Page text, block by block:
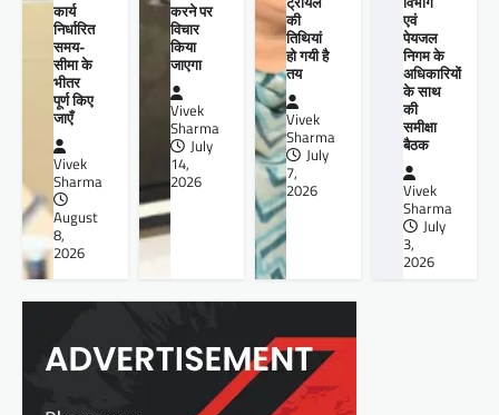
कार्य
निर्धारित
समय-
सीमा के
भीतर
पूर्ण किए
जाएँ
Vivek
Sharma
August
8,
2026
करने पर
विचार
किया
जाएगा
Vivek
Sharma
July
14,
2026
की
तिथियां
हो गयी है
तय
Vivek
Sharma
July
7,
2026
एवं
पेयजल
निगम के
अधिकारियों
के साथ
की
समीक्षा
बैठक
Vivek
Sharma
July
3,
2026